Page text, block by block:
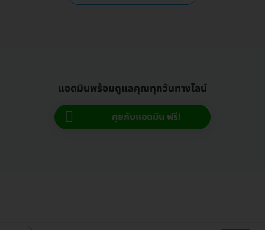
แอดมินพร้อมดูแลคุณทุกวันทางไลน์
คุยกับแอดมิน ฟรี!